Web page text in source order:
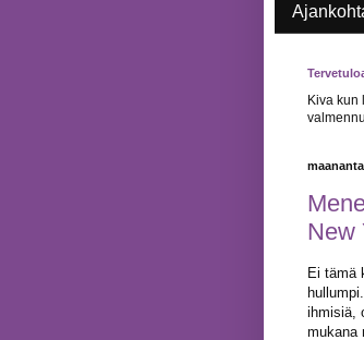
Kiva kun
New
Ei tämä
ihmisiä,
mukana